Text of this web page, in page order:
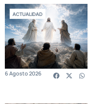
ACTUALIDAD
6 Agosto 2026